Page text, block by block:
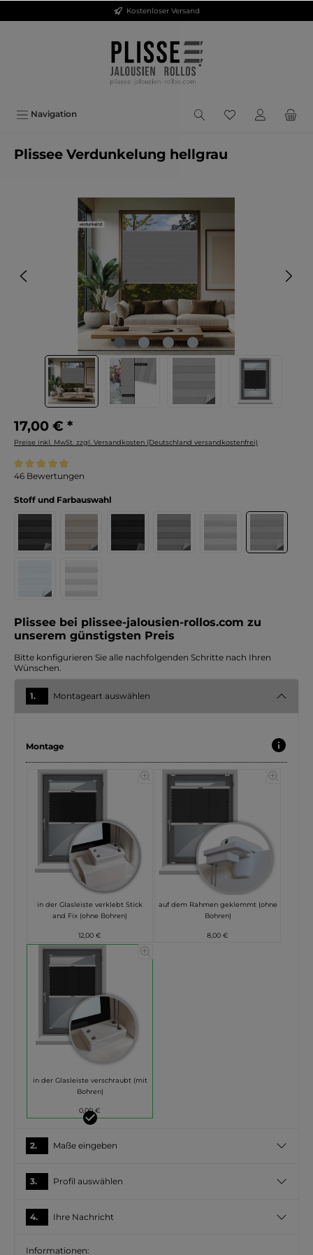
Kostenloser Versand
Navigation
Plissee Verdunkelung hellgrau
17,00 € *
Preise inkl. MwSt. zzgl. Versandkosten (Deutschland versandkostenfrei)
Durchschnittliche Bewertung von 4.9 von 5 Sternen
46 Bewertungen
Stoff und Farbauswahl
Plissee bei plissee-jalousien-rollos.com zu
unserem günstigsten Preis
Bitte konfigurieren Sie alle nachfolgenden Schritte nach Ihren
Wünschen.
1. Montageart auswählen
Montage
in der Glasleiste verklebt Stick
and Fix (ohne Bohren)
12,00 €
auf dem Rahmen geklemmt (ohne
Bohren)
8,00 €
in der Glasleiste verschraubt (mit
Bohren)
0,00 €
2. Maße eingeben
3. Profil auswählen
4. Ihre Nachricht
Informationen: